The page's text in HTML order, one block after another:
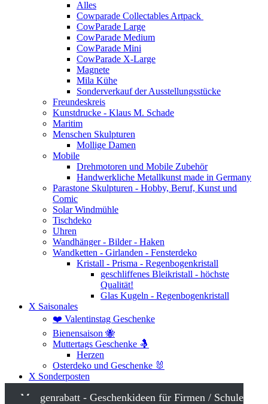
Alles
Cowparade Collectables Artpack
CowParade Large
CowParade Medium
CowParade Mini
CowParade X-Large
Magnete
Mila Kühe
Sonderverkauf der Ausstellungsstücke
Freundeskreis
Kunstdrucke - Klaus M. Schade
Maritim
Menschen Skulpturen
Mollige Damen
Mobile
Drehmotoren und Mobile Zubehör
Handwerkliche Metallkunst made in Germany
Parastone Skulpturen - Hobby, Beruf, Kunst und
Comic
Solar Windmühle
Tischdeko
Uhren
Wandhänger - Bilder - Haken
Wandketten - Girlanden - Fensterdeko
Kristall - Prisma - Regenbogenkristall
geschliffenes Bleikristall - höchste
Qualität!
Glas Kugeln - Regenbogenkristall
X Saisonales
❤️ Valentinstag Geschenke
Bienensaison 🐝
Muttertags Geschenke 🤱
Herzen
Osterdeko und Geschenke 🐰
X Sonderposten
Mengenrabatt - Geschenkideen für Firmen / Schule